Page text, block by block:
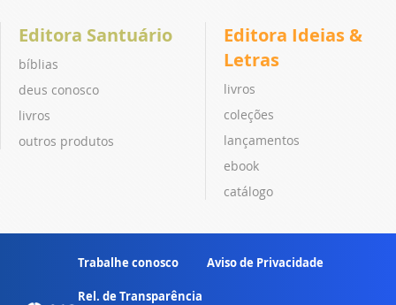
Editora Santuário
bíblias
deus conosco
livros
outros produtos
Editora Ideias &
Letras
livros
coleções
lançamentos
ebook
catálogo
Trabalhe conosco Aviso de Privacidade
Rel. de Transparência